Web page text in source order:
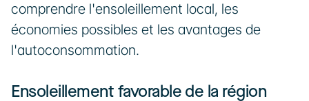
comprendre l'ensoleillement local, les
économies possibles et les avantages de
l'autoconsommation.
Ensoleillement favorable de la région